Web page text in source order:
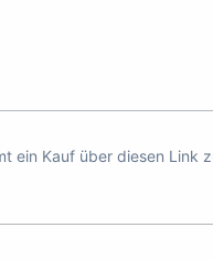
ein Kauf über diesen Link